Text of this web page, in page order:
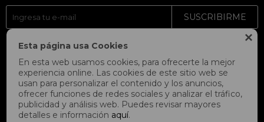

Esta página usa Cookies
En esta web usamos cookies, para ofrecerte la mejor
experiencia online. Las cookies de este sitio web se
usan para personalizar el contenido y los anuncios,
ofrecer funciones de redes sociales y analizar el tráfico,
publicidad y análisis web. Puedes revisar mayores
detalles e información aquí.
SUSCRIBIRME
 